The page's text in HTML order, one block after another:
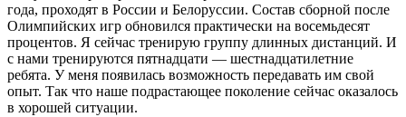
года, проходят в России и Белоруссии. Состав сборной после
Олимпийских игр обновился практически на восемьдесят
процентов. Я сейчас тренирую группу длинных дистанций. И
с нами тренируются пятнадцати — шестнадцатилетние
ребята. У меня появилась возможность передавать им свой
опыт. Так что наше подрастающее поколение сейчас оказалось
в хорошей ситуации.